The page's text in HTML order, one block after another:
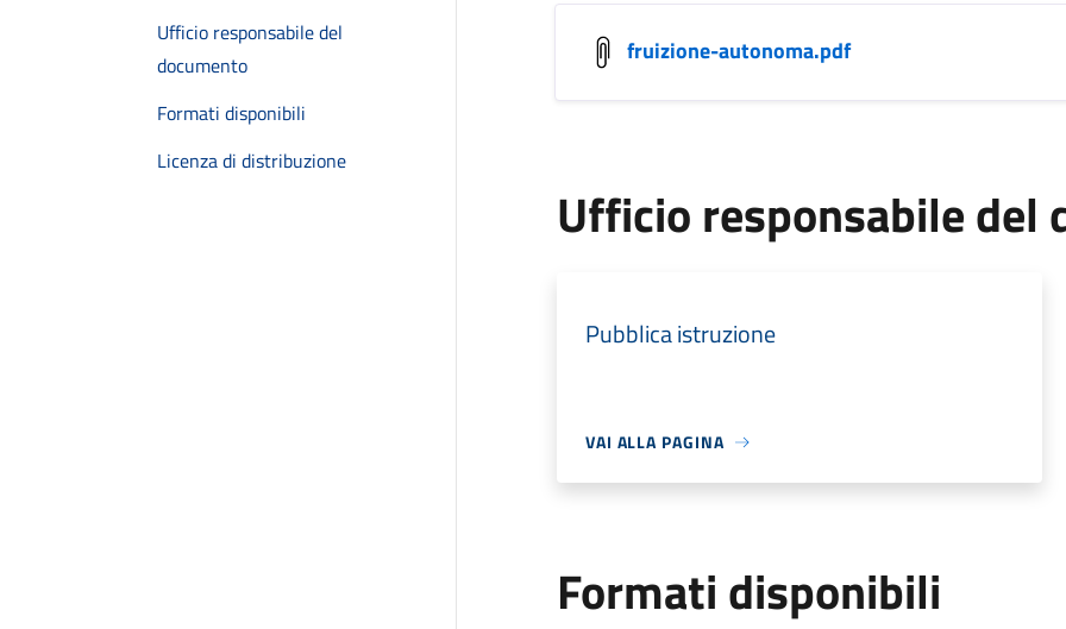
Ufficio responsabile del
documento
Formati disponibili
Licenza di distribuzione
fruizione-autonoma.pdf
Ufficio responsabile del
Pubblica istruzione
VAI ALLA PAGINA
Formati disponibili